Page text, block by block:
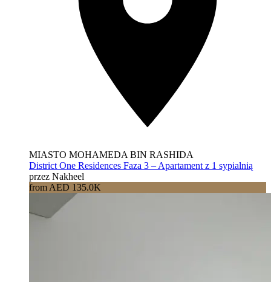
MIASTO MOHAMEDA BIN RASHIDA
District One Residences Faza 3 – Apartament z 1 sypialnią
przez Nakheel
from AED 135.0K